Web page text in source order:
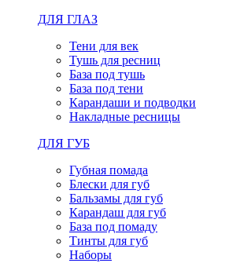
ДЛЯ ГЛАЗ
Тени для век
Тушь для ресниц
База под тушь
База под тени
Карандаши и подводки
Накладные ресницы
ДЛЯ ГУБ
Губная помада
Блески для губ
Бальзамы для губ
Карандаш для губ
База под помаду
Тинты для губ
Наборы